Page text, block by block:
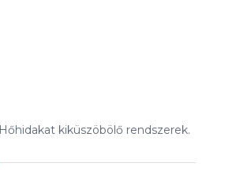
Hőhidakat kiküszöbölő rendszerek.